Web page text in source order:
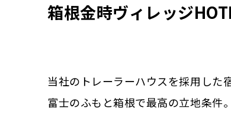
箱根金時ヴィレッジ
当社のトレーラーハウスを採用した
富士のふもと箱根で最高の立地条件